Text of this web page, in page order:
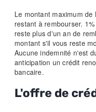
Le montant maximum
restant à rembourser.
reste plus d'un an de
montant s'il vous reste
Aucune indemnité n'est
anticipation un crédit
bancaire.
L'offre de